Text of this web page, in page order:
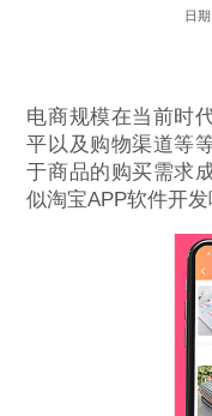
日
电商规模在当前时
平以及购物渠道等
于商品的购买需求
似淘宝APP软件开